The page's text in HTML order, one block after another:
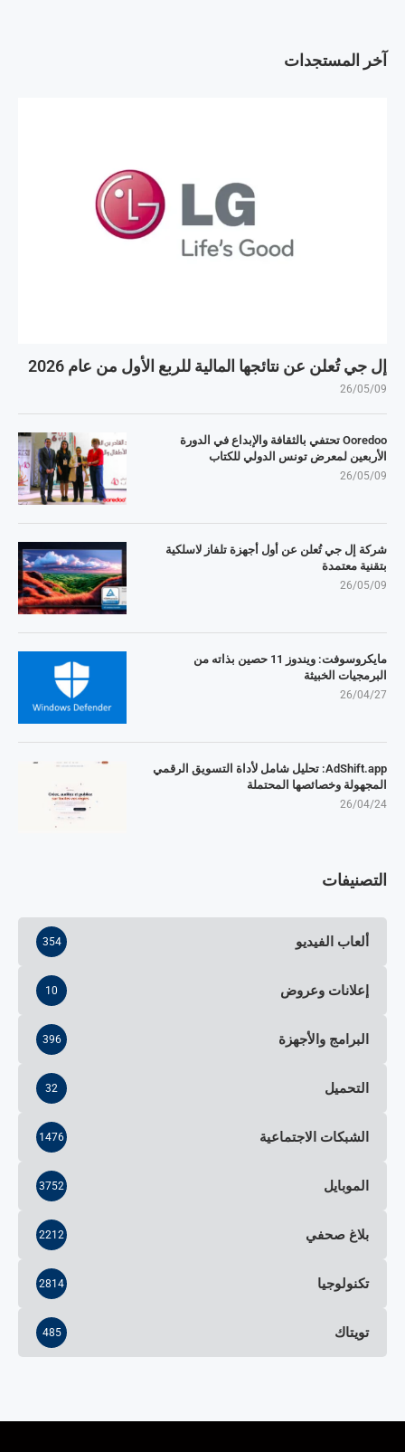
آخر المستجدات
إل جي تُعلن عن نتائجها المالية للربع الأول من عام 2026
26/05/09
Ooredoo تحتفي بالثقافة والإبداع في الدورة
الأربعين لمعرض تونس الدولي للكتاب
26/05/09
شركة إل جي تُعلن عن أول أجهزة تلفاز لاسلكية
بتقنية معتمدة
26/05/09
مايكروسوفت: ويندوز 11 حصين بذاته من
البرمجيات الخبيثة
26/04/27
AdShift.app: تحليل شامل لأداة التسويق الرقمي
المجهولة وخصائصها المحتملة
26/04/24
التصنيفات
ألعاب الفيديو 354
إعلانات وعروض 10
البرامج والأجهزة 396
التحميل 32
الشبكات الاجتماعية 1476
الموبايل 3752
بلاغ صحفي 2212
تكنولوجيا 2814
تويتاك 485